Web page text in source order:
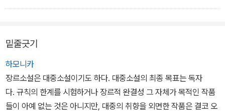
욕망이 있다. 미스터리는 그 세 가지 욕망을 만족시키는 유일한 장르
0선> 중에서
밑줄긋기
하모니카
장르소설은 대중소설이기도 하다. 대중소설의 최종 목표는 독자
다. 규칙의 한계를 시험하거나 장르적 완결성 그 자체가 목적인 작품
들이 아예 없는 것은 아니지만, 대중의 취향을 외면한 작품은 결코 오